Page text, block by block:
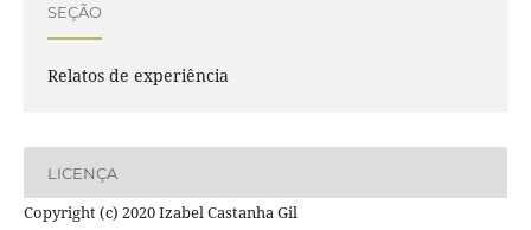
SEÇÃO
Relatos de experiência
LICENÇA
Copyright (c) 2020 Izabel Castanha Gil